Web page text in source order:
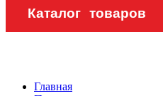
Каталог товаров
Главная